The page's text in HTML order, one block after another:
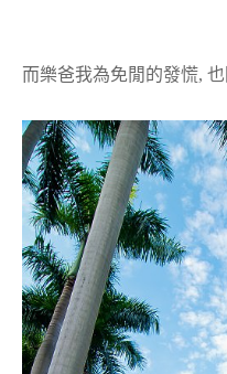
而樂爸我為免閒的發慌,